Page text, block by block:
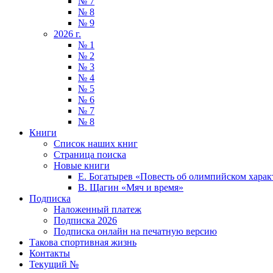
№ 8
№ 9
2026 г.
№ 1
№ 2
№ 3
№ 4
№ 5
№ 6
№ 7
№ 8
Книги
Список наших книг
Страница поиска
Новые книги
Е. Богатырев «Повесть об олимпийском
В. Щагин «Мяч и время»
Подписка
Наложенный платеж
Подписка 2026
Подписка онлайн на печатную версию
Такова спортивная жизнь
Контакты
Текущий №